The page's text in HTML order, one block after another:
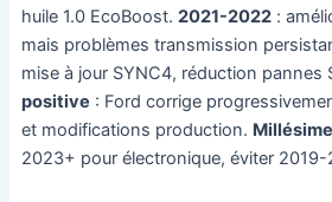
huile 1.0 EcoBoost. 2021-2022:
mais problèmes transmission
mise à jour SYNC4, réduction pannes
positive : Ford corrige
et modifications production.
2023+ pour électronique, éviter